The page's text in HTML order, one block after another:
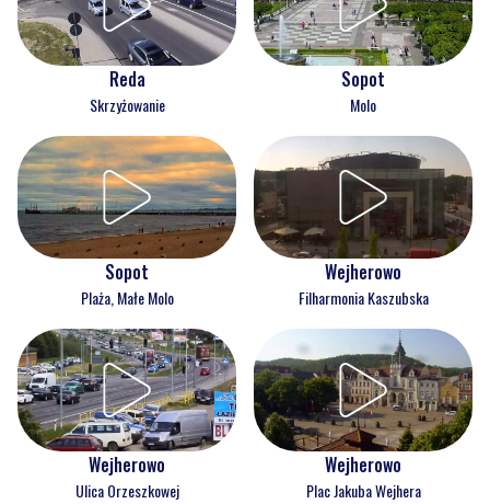
Reda
Skrzyżowanie
Sopot
Molo
Sopot
Plaża, Małe Molo
Wejherowo
Filharmonia Kaszubska
Wejherowo
Ulica Orzeszkowej
Wejherowo
Plac Jakuba Wejhera